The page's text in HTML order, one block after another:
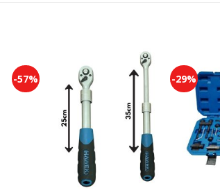
-57%
Add to
wishlist
-29%